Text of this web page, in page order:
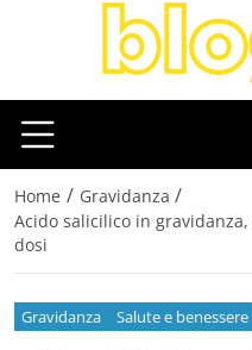
Home / Gravidanza /
Acido salicilico in
dosi
Gravidanza Salute e benessere